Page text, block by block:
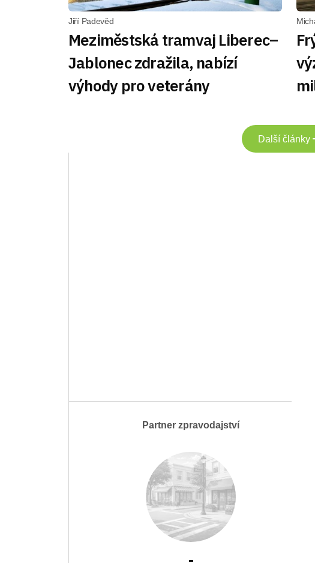
Jiří Padevěd
Meziměstská tramvaj Liberec–
Jablonec zdražila, nabízí
výhody pro veterány
Další články
Partner zpravodajství